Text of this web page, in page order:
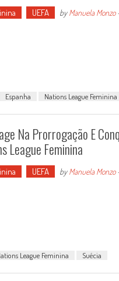
UEFA byManuela Monzo
Espanha Nations League Feminina
Na Prorrogação E
League Feminina
UEFA byManuela Monzo
League Feminina Suécia